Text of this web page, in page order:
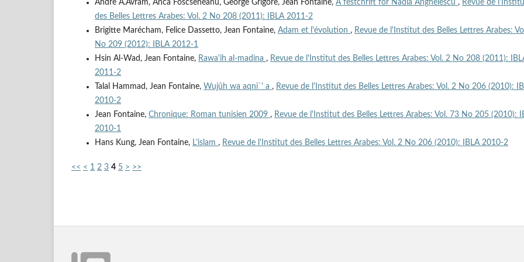
Andre A.Avram, Anca Foscseneanu, George Grigore, Jean Fontaine, A festchrift for Nadia Anghelescu , Revue de
des Belles Lettres Arabes: Vol. 2 No 208 (2011): IBLA 2011-2
Brigitte Marécham, Felice Dassetto, Jean Fontaine, Adam et l'évolution , Revue de l'Institut des Belles Lettres Arabes:
No 209 (2012): IBLA 2012-1
Hsin Al-Wad, Jean Fontaine, Rawa'ih al-madina , Revue de l'Institut des Belles Lettres Arabes: Vol. 2 No 208 (2011):
2011-2
Talal Hammad, Jean Fontaine, Wujûh wa aqni`' a , Revue de l'Institut des Belles Lettres Arabes: Vol. 2 No 206 (2010):
2010-2
Jean Fontaine, Chronique: Roman tunisien 2009 , Revue de l'Institut des Belles Lettres Arabes: Vol. 73 No 205 (2010):
2010-1
Hans Kung, Jean Fontaine, L’islam , Revue de l'Institut des Belles Lettres Arabes: Vol. 2 No 206 (2010): IBLA 2010-2
<< < 1 2 3 4 5 > >>